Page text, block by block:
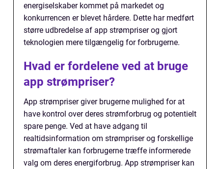
energiselskaber kommet på markedet og
konkurrencen er blevet hårdere. Dette har medført
større udbredelse af app strømpriser og gjort
teknologien mere tilgængelig for forbrugerne.
Hvad er fordelene ved at bruge
app strømpriser?
App strømpriser giver brugerne mulighed for at
have kontrol over deres strømforbrug og potentielt
spare penge. Ved at have adgang til
realtidsinformation om strømpriser og forskellige
strømaftaler kan forbrugerne træffe informerede
valg om deres energiforbrug. App strømpriser kan